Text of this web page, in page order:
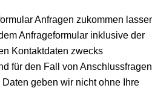
Anfragen zukommen
Anfrageformular inklusive der
Kontaktdaten zwecks
für den Fall von Anschlussfragen
geben wir nicht ohne Ihre